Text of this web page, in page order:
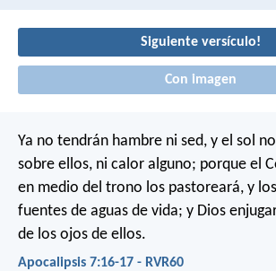
Siguiente versículo!
Con imagen
Ya no tendrán hambre ni sed, y el sol
sobre ellos, ni calor alguno; porque el
en medio del trono los pastoreará, y
fuentes de aguas de vida; y Dios
de los ojos de ellos.
Apocalipsis 7:16-17 - RVR60